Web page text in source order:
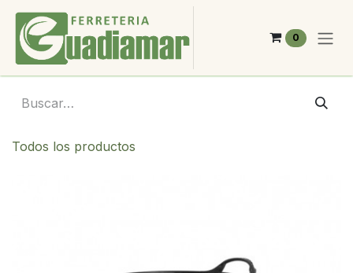
Ir al contenido
0
Todos los productos